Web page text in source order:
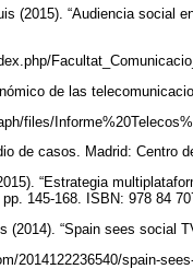
(2015). “Audiencia social
de las
files/
de casos. Madrid: Centro
“Estrategia
145-168. ISBN: 978 84
(2014). “Spain sees social
2014122236540/spain-